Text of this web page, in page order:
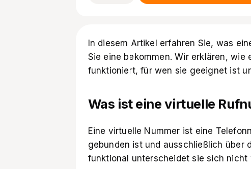
In diesem Artikel erfahren Sie, was
Sie eine bekommen. Wir erklären, wie
funktioniert, für wen sie geeignet ist
Was ist eine virtuelle
Eine virtuelle Nummer ist eine
gebunden ist und ausschließlich über
funktional unterscheidet sie sich nicht